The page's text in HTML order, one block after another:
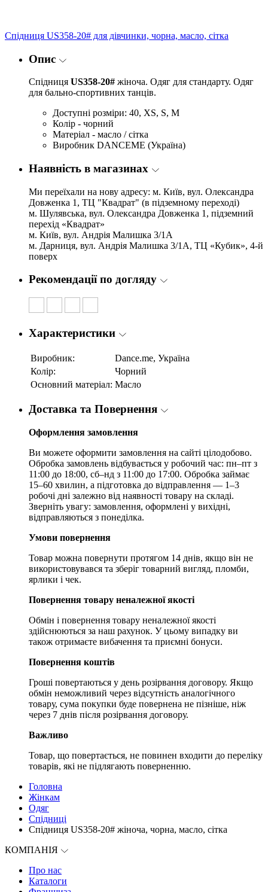
Спідниця US358-20# для дівчинки, чорна, масло, сітка
Опис
Спідниця US358-20# жіноча. Одяг для стандарту. Одяг
для бально-спортивних танців.
Доступні розміри: 40, XS, S, М
Колір - чорний
Матеріал - масло / сітка
Виробник DANCEME (Україна)
Наявність в магазинах
Ми переїхали на нову адресу: м. Київ, вул. Олександра
Довженка 1, ТЦ "Квадрат" (в підземному переході)
м. Шулявська, вул. Олександра Довженка 1, підземний
перехід «Квадрат»
м. Київ, вул. Андрія Малишка 3/1А
м. Дарниця, вул. Андрія Малишка 3/1А, ТЦ «Кубик», 4-й
поверх
Рекомендації по догляду
Характеристики
Виробник:
Dance.me, Україна
Колір:
Чорний
Основний матеріал: Масло
Доставка та Повернення
Оформлення замовлення
Ви можете оформити замовлення на сайті цілодобово.
Обробка замовлень відбувається у робочий час: пн–пт з
11:00 до 18:00, сб–нд з 11:00 до 17:00. Обробка займає
15–60 хвилин, а підготовка до відправлення — 1–3
робочі дні залежно від наявності товару на складі.
Зверніть увагу: замовлення, оформлені у вихідні,
відправляються з понеділка.
Умови повернення
Товар можна повернути протягом 14 днів, якщо він не
використовувався та зберіг товарний вигляд, пломби,
ярлики і чек.
Повернення товару неналежної якості
Обмін і повернення товару неналежної якості
здійснюються за наш рахунок. У цьому випадку ви
також отримаєте вибачення та приємні бонуси.
Повернення коштів
Гроші повертаються у день розірвання договору. Якщо
обмін неможливий через відсутність аналогічного
товару, сума покупки буде повернена не пізніше, ніж
через 7 днів після розірвання договору.
Важливо
Товар, що повертається, не повинен входити до переліку
товарів, які не підлягають поверненню.
Головна
Жінкам
Одяг
Спідниці
Спідниця US358-20# жіноча, чорна, масло, сітка
КОМПАНІЯ
Про нас
Каталоги